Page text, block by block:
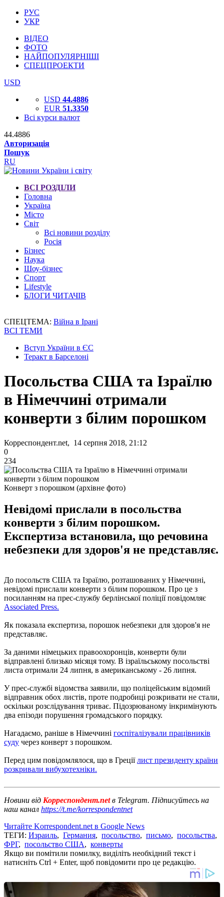
РУС
УКР
ВІДЕО
ФОТО
НАЙПОПУЛЯРНІШІ
СПЕЦПРОЕКТИ
USD
USD 44.4886
EUR 51.3350
Всі курси валют
44.4886
Авторизація
Пошук
RU
ВСІ РОЗДІЛИ
Головна
Україна
Місто
Світ
Всі новини розділу
Росія
Бізнес
Наука
Шоу-бізнес
Спорт
Lifestyle
БЛОГИ ЧИТАЧІВ
СПЕЦТЕМА: Війна в Ірані
ВСІ ТЕМИ
Вступ України в ЄС
Теракт в Барселоні
Посольства США та Ізраїлю
в Німеччині отримали
конверти з білим порошком
Корреспондент.net, 14 серпня 2018, 21:12
0
234
Конверт з порошком (архівне фото)
Невідомі прислали в посольства
конверти з білим порошком.
Експертиза встановила, що речовина
небезпеки для здоров'я не представляє.
До посольств США та Ізраїлю, розташованих у Німеччині,
невідомі прислали конверти з білим порошком. Про це з
посиланням на прес-службу берлінської поліції повідомляє
Associated Press.
Як показала експертиза, порошок небезпеки для здоров'я не
представляє.
За даними німецьких правоохоронців, конверти були
відправлені близько місяця тому. В ізраїльському посольстві
листа отримали 24 липня, в американському - 26 липня.
У прес-службі відомства заявили, що поліцейським відомий
відправник обох листів, проте подробиці розкривати не стали,
оскільки розслідування триває. Підозрюваному інкримінують
два епізоди порушення громадського порядку.
Нагадаємо, раніше в Німеччині госпіталізували працівників
суду через конверт з порошком.
Перед цим повідомлялося, що в Греціїлист президенту країни
розкривали вибухотехніки.
Новини від Корреспондент.netв Telegram. Підписуйтесь на
наш канал https://t.me/korrespondentnet
Читайте Korrespondent.net в Google News
ТЕГИ: Израиль, Германия, посольство, письмо, посольства,
ФРГ, посольство США, конверты
Якщо ви помітили помилку, виділіть необхідний текст і
натисніть Ctrl + Enter, щоб повідомити про це редакцію.